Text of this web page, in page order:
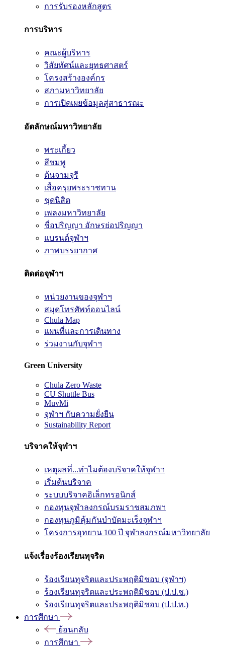
การรับรองหลักสูตร
การบริหาร
คณะผู้บริหาร
วิสัยทัศน์และยุทธศาสตร์
โครงสร้างองค์กร
สภามหาวิทยาลัย
การเปิดเผยข้อมูลสู่สาธารณะ
อัตลักษณ์มหาวิทยาลัย
พระเกี้ยว
สีชมพู
ต้นจามจุรี
เสื้อครุยพระราชทาน
ชุดนิสิต
เพลงมหาวิทยาลัย
ชื่อปริญญา อักษรย่อปริญญา
แบรนด์จุฬาฯ
ภาพบรรยากาศ
ติดต่อจุฬาฯ
หน่วยงานของจุฬาฯ
สมุดโทรศัพท์ออนไลน์
Chula Map
แผนที่และการเดินทาง
ร่วมงานกับจุฬาฯ
Green University
Chula Zero Waste
CU Shuttle Bus
MuvMi
จุฬาฯ กับความยั่งยืน
Sustainability Report
บริจาคให้จุฬาฯ
เหตุผลที่...ทำไมต้องบริจาคให้จุฬาฯ
เริ่มต้นบริจาค
ระบบบริจาคอิเล็กทรอนิกส์
กองทุนจุฬาลงกรณ์บรมราชสมภพฯ
กองทุนภูมิคุ้มกันบำบัดมะเร็งจุฬาฯ
โครงการอุทยาน 100 ปี จุฬาลงกรณ์มหาวิทยาลัย
แจ้งเรื่องร้องเรียนทุจริต
ร้องเรียนทุจริตและประพฤติมิชอบ (จุฬาฯ)
ร้องเรียนทุจริตและประพฤติมิชอบ (ป.ป.ช.)
ร้องเรียนทุจริตและประพฤติมิชอบ (ป.ป.ท.)
การศึกษา
ย้อนกลับ
การศึกษา